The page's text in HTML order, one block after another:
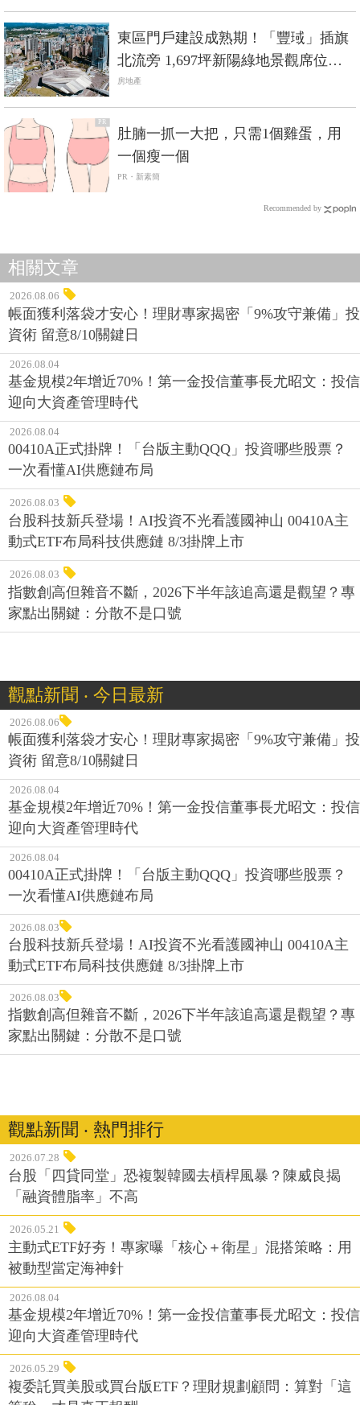
東區門戶建設成熟期！「豐琙」插旗
北流旁 1,697坪新陽綠地景觀席位限
量登場
房地產
PR
肚腩一抓一大把，只需1個雞蛋，用
一個瘦一個
PR・新素簡
Recommended by
相關文章
2026.08.06
帳面獲利落袋才安心！理財專家揭密「9%攻守兼備」投
資術 留意8/10關鍵日
2026.08.04
基金規模2年增近70%！第一金投信董事長尤昭文：投信
迎向大資產管理時代
2026.08.04
00410A正式掛牌！「台版主動QQQ」投資哪些股票？
一次看懂AI供應鏈布局
2026.08.03
台股科技新兵登場！AI投資不光看護國神山 00410A主
動式ETF布局科技供應鏈 8/3掛牌上市
2026.08.03
指數創高但雜音不斷，2026下半年該追高還是觀望？專
家點出關鍵：分散不是口號
觀點新聞 ‧ 今日最新
2026.08.06
帳面獲利落袋才安心！理財專家揭密「9%攻守兼備」投
資術 留意8/10關鍵日
2026.08.04
基金規模2年增近70%！第一金投信董事長尤昭文：投信
迎向大資產管理時代
2026.08.04
00410A正式掛牌！「台版主動QQQ」投資哪些股票？
一次看懂AI供應鏈布局
2026.08.03
台股科技新兵登場！AI投資不光看護國神山 00410A主
動式ETF布局科技供應鏈 8/3掛牌上市
2026.08.03
指數創高但雜音不斷，2026下半年該追高還是觀望？專
家點出關鍵：分散不是口號
觀點新聞 ‧ 熱門排行
2026.07.28
台股「四貸同堂」恐複製韓國去槓桿風暴？陳威良揭
「融資體脂率」不高
2026.05.21
主動式ETF好夯！專家曝「核心＋衛星」混搭策略：用
被動型當定海神針
2026.08.04
基金規模2年增近70%！第一金投信董事長尤昭文：投信
迎向大資產管理時代
2026.05.29
複委託買美股或買台版ETF？理財規劃顧問：算對「這